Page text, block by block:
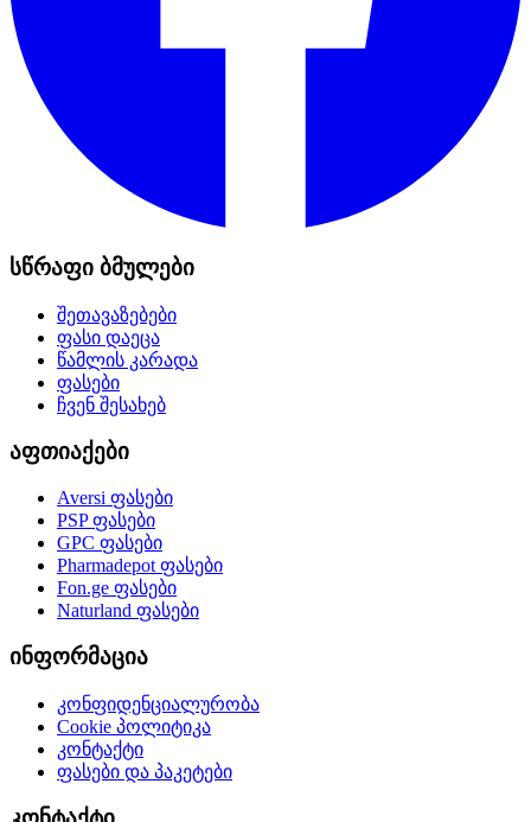
სწრაფი ბმულები
შეთავაზებები
ფასი დაეცა
წამლის კარადა
ფასები
ჩვენ შესახებ
აფთიაქები
Aversi ფასები
PSPფასები
GPC ფასები
Pharmadepotფასები
Fon.ge ფასები
Naturland ფასები
ინფორმაცია
კონფიდენციალურობა
Cookie პოლიტიკა
კონტაქტი
ფასები და პაკეტები